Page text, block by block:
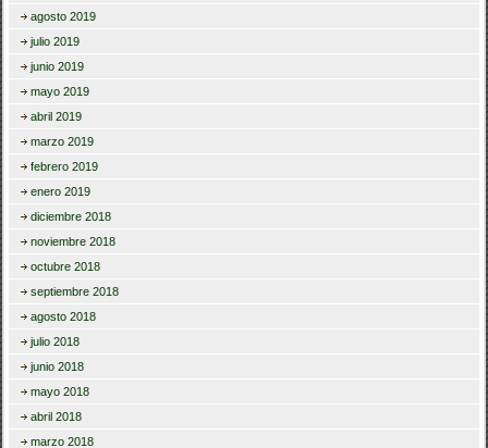
agosto 2019
julio 2019
junio 2019
mayo 2019
abril 2019
marzo 2019
febrero 2019
enero 2019
diciembre 2018
noviembre 2018
octubre 2018
septiembre 2018
agosto 2018
julio 2018
junio 2018
mayo 2018
abril 2018
marzo 2018